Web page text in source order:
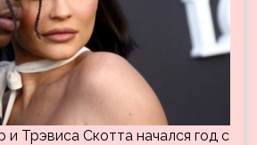
Трэвиса Скотта начался год с